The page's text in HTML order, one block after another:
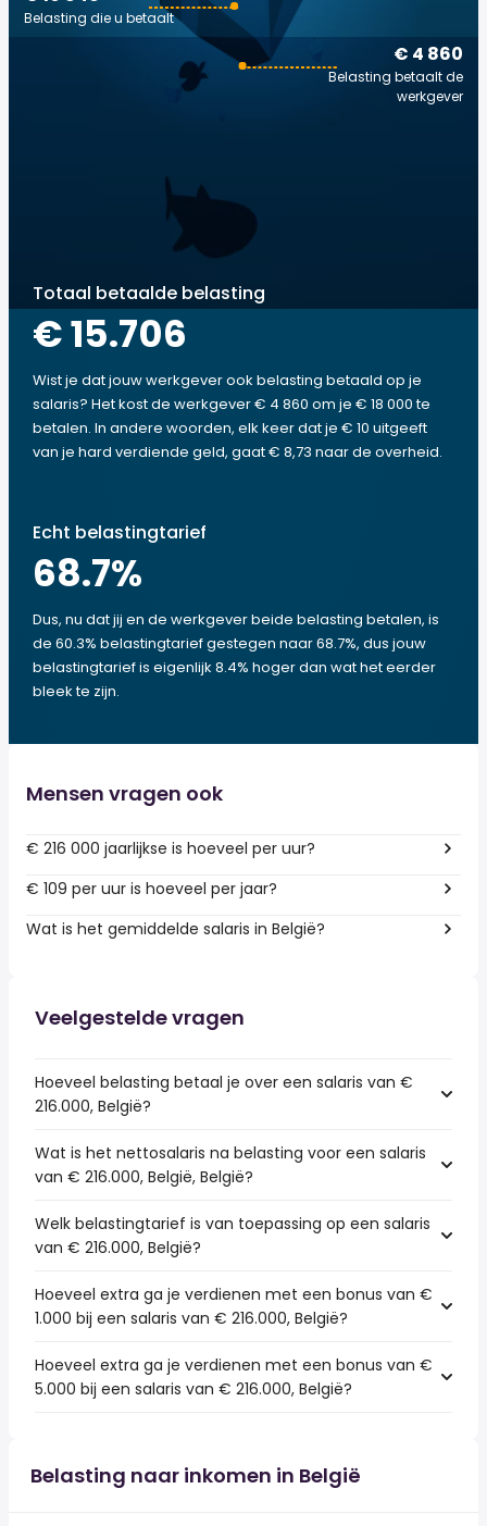
€ 4 860
Belasting betaalt de
werkgever
Belasting die u betaalt
Totaal betaalde belasting
€ 15.706
Wist je dat jouw werkgever ook belasting betaald op je
salaris? Het kost de werkgever € 4 860 om je € 18 000 te
betalen. In andere woorden, elk keer dat je € 10 uitgeeft
van je hard verdiende geld, gaat € 8,73 naar de overheid.
Echt belastingtarief
68.7%
Dus, nu dat jij en de werkgever beide belasting betalen, is
de 60.3% belastingtarief gestegen naar 68.7%, dus jouw
belastingtarief is eigenlijk 8.4% hoger dan wat het eerder
bleek te zijn.
Mensen vragen ook
€ 216 000 jaarlijkse is hoeveel per uur?
€ 109 per uur is hoeveel per jaar?
Wat is het gemiddelde salaris in België?
Veelgestelde vragen
Hoeveel belasting betaal je over een salaris van €
216.000, België?
Wat is het nettosalaris na belasting voor een salaris
van € 216.000, België, België?
Welk belastingtarief is van toepassing op een salaris
van € 216.000, België?
Hoeveel extra ga je verdienen met een bonus van €
1.000 bij een salaris van € 216.000, België?
Hoeveel extra ga je verdienen met een bonus van €
5.000 bij een salaris van € 216.000, België?
Belasting naar inkomen in België